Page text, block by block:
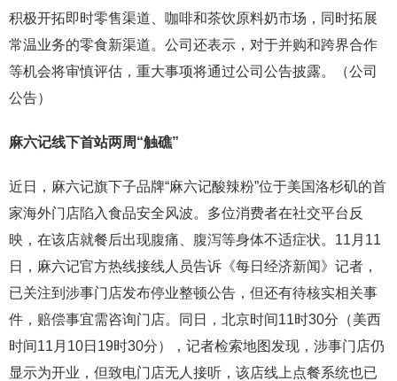
积极开拓即时零售渠道、咖啡和茶饮原料奶市场，同时拓展
常温业务的零食新渠道。公司还表示，对于并购和跨界合作
等机会将审慎评估，重大事项将通过公司公告披露。（公司
公告）
麻六记线下首站两周“触礁”
近日，麻六记旗下子品牌“麻六记酸辣粉”位于美国洛杉矶的首
家海外门店陷入食品安全风波。多位消费者在社交平台反
映，在该店就餐后出现腹痛、腹泻等身体不适症状。11月11
日，麻六记官方热线接线人员告诉《每日经济新闻》记者，
已关注到涉事门店发布停业整顿公告，但还有待核实相关事
件，赔偿事宜需咨询门店。同日，北京时间11时30分（美西
时间11月10日19时30分），记者检索地图发现，涉事门店仍
显示为开业，但致电门店无人接听，该店线上点餐系统也已